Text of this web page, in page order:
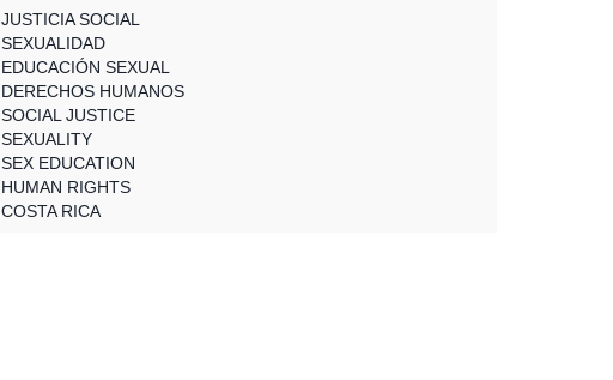
JUSTICIA SOCIAL
SEXUALIDAD
EDUCACIÓN SEXUAL
DERECHOS HUMANOS
SOCIAL JUSTICE
SEXUALITY
SEX EDUCATION
HUMAN RIGHTS
COSTA RICA